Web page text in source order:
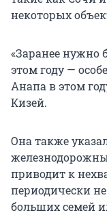
некоторых
«Заранее нужно
этом году —
Анапа в этом
Кизей.
Она также
приводит к
периодически
больших семей